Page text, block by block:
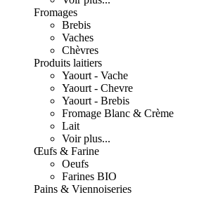
Fromages
Brebis
Vaches
Chèvres
Produits laitiers
Yaourt - Vache
Yaourt - Chevre
Yaourt - Brebis
Fromage Blanc & Crème
Lait
Voir plus...
Œufs & Farine
Oeufs
Farines BIO
Pains & Viennoiseries